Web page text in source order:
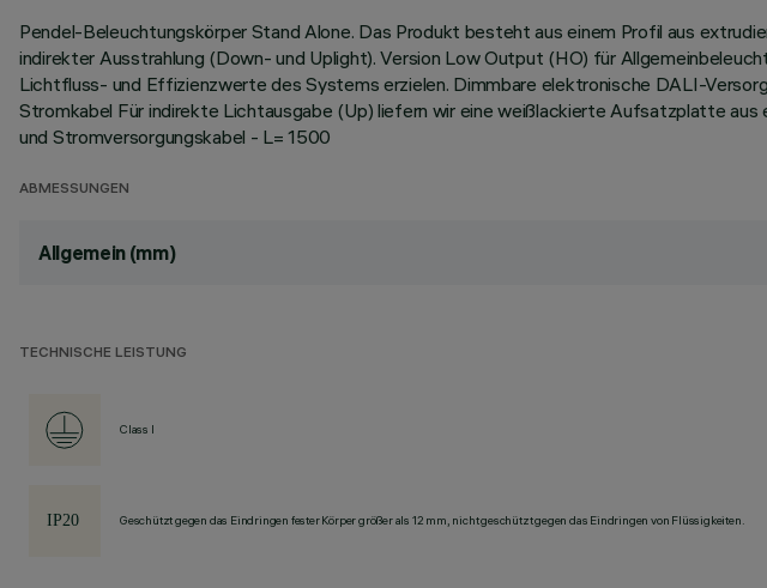
Pendel-Beleuchtungskörper Stand Alone. Das Produkt besteht aus einem Profil aus
indirekter Ausstrahlung (Down- und Uplight). Version Low Output (HO) für
Lichtfluss- und Effizienzwerte des Systems erzielen. Dimmbare elektronische DALI-
Stromkabel Für indirekte Lichtausgabe (Up) liefern wir eine weißlackierte Aufsatzplatte
und Stromversorgungskabel - L= 1500
ABMESSUNGEN
Allgemein (mm)
TECHNISCHE LEISTUNG
Class I
Geschützt gegen das Eindringen fester Körper größer als 12 mm, nicht geschützt gegen das Eindringen von Flüssigkeiten.